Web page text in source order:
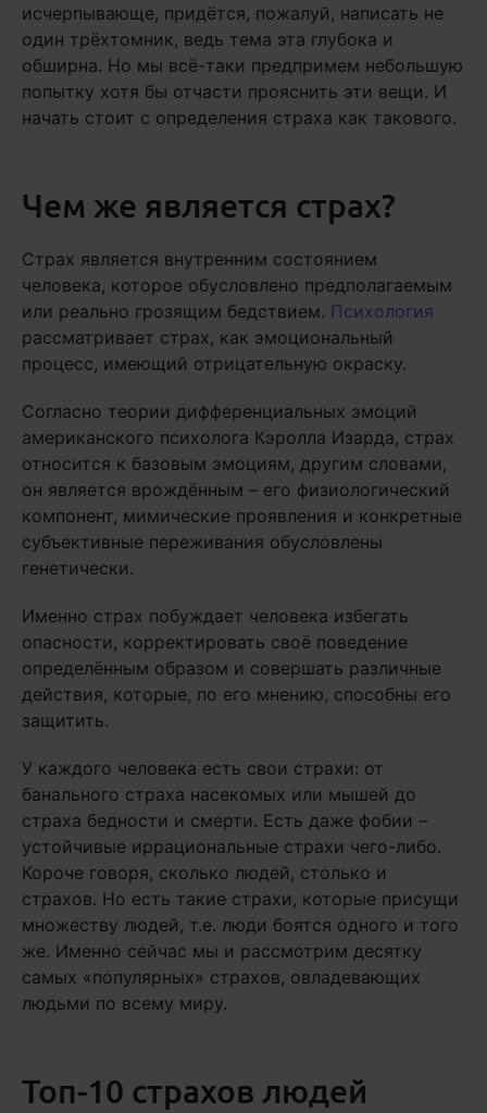
исчерпывающе, придётся, пожалуй, написать не
один трёхтомник, ведь тема эта глубока и
обширна. Но мы всё-таки предпримем небольшую
попытку хотя бы отчасти прояснить эти вещи. И
начать стоит с определения страха как такового.
Чем же является страх?
Страх является внутренним состоянием
человека, которое обусловлено предполагаемым
или реально грозящим бедствием. Психология
рассматривает страх, как эмоциональный
процесс, имеющий отрицательную окраску.
Согласно теории дифференциальных эмоций
американского психолога Кэролла Изарда, страх
относится к базовым эмоциям, другим словами,
он является врождённым – его физиологический
компонент, мимические проявления и конкретные
субъективные переживания обусловлены
генетически.
Именно страх побуждает человека избегать
опасности, корректировать своё поведение
определённым образом и совершать различные
действия, которые, по его мнению, способны его
защитить.
У каждого человека есть свои страхи: от
банального страха насекомых или мышей до
страха бедности и смерти. Есть даже фобии –
устойчивые иррациональные страхи чего-либо.
Короче говоря, сколько людей, столько и
страхов. Но есть такие страхи, которые присущи
множеству людей, т.е. люди боятся одного и того
же. Именно сейчас мы и рассмотрим десятку
самых «популярных» страхов, овладевающих
людьми по всему миру.
Топ-10 страхов людей